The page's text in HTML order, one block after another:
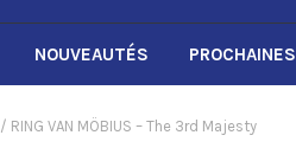
NOUVEAUTÉS
/ RING VAN MÖBIUS – The 3rd Majesty